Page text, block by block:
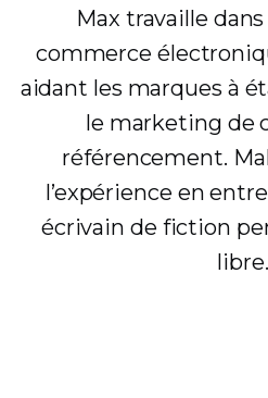
Max travaille
commerce
aidant les marques à
le marketing de
référencement.
l’expérience en
écrivain de fiction
libre.